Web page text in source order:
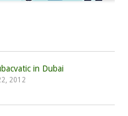
in Dubai
2012